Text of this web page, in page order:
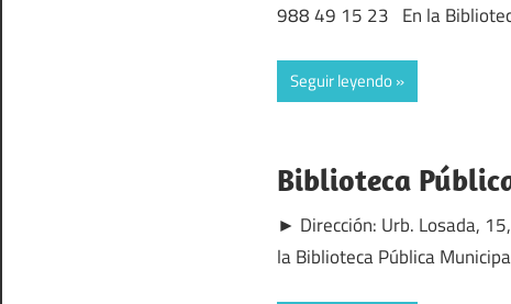
988 49 15 23 En la
Seguir leyendo
Biblioteca
► Dirección: Urb. Losada,
la Biblioteca Pública